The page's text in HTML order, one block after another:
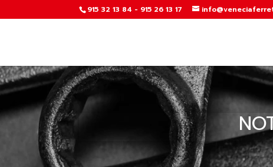
915 32 13 84 - 915 26 13 17